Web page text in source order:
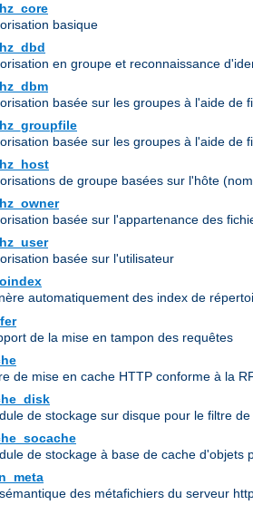
basique
en groupe et reconnaissance
basée sur les groupes à l'aide de
basée sur les groupes à l'aide de
de groupe basées sur l'hôte
basée sur l'appartenance des
basée sur l'utilisateur
automatiquement des index de
de la mise en tampon des requêtes
de mise en cache HTTP conforme à la
de stockage sur disque pour le filtre de
de stockage à base de cache d'objets
des métafichiers du serveur